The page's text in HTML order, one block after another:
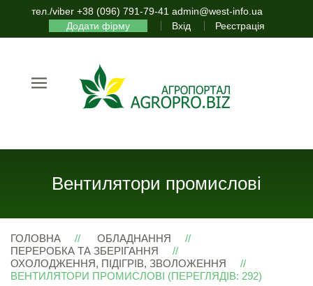
тел./viber +38 (096) 791-79-41 admin@west-info.ua
Додати фірму
Вхід Реєстрація
Вентилятори промислові
ГОЛОВНА
ОБЛАДНАННЯ
ПЕРЕРОБКА ТА ЗБЕРІГАННЯ
ОХОЛОДЖЕННЯ, ПІДІГРІВ, ЗВОЛОЖЕННЯ
ВЕНТИЛЯТОРИ ПРОМИСЛОВІ (ПЕРЕГЛЯДІВ: 292)